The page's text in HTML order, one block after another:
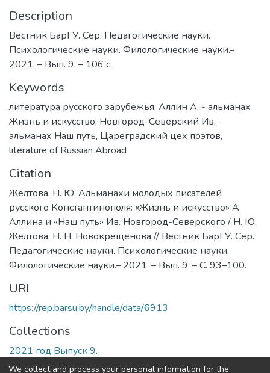
Description
Вестник БарГУ. Сер. Педагогические науки.
Психологические науки. Филологические науки.–
2021. – Вып. 9. – 106 с.
Keywords
литература русского зарубежья, Аллин А. - альманах
Жизнь и искусство, Новгород-Северский Ив. -
альманах Наш путь, Цареградский цех поэтов,
literature of Russian Abroad
Citation
Желтова, Н. Ю. Альманахи молодых писателей
русского Константинополя: «Жизнь и искусство» А.
Аллина и «Наш путь» Ив. Новгород-Северского / Н. Ю.
Желтова, Н. Н. Новокрещенова // Вестник БарГУ. Сер.
Педагогические науки. Психологические науки.
Филологические науки.– 2021. – Вып. 9. – С. 93–100.
URI
https://rep.barsu.by/handle/data/6913
Collections
2021 год Выпуск 9.
We collect and process your personal information for the